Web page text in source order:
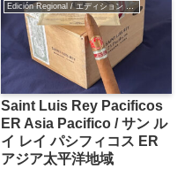
Edición Regional / エディション レジオナル
Saint Luis Rey Pacificos
ER Asia Pacifico / サン ル
イ レイ パシフィコス ER
アジア太平洋地域